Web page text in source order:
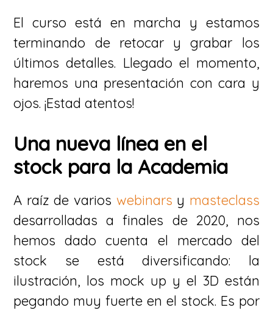
El curso está en marcha y estamos
terminando de retocar y grabar los
últimos detalles. Llegado el momento,
haremos una presentación con cara y
ojos. ¡Estad atentos!
Una nueva línea en el
stock para la Academia
A raíz de varios webinars y masteclass
desarrolladas a finales de 2020, nos
hemos dado cuenta el mercado del
stock se está diversificando: la
ilustración, los mock up y el 3D están
pegando muy fuerte en el stock. Es por